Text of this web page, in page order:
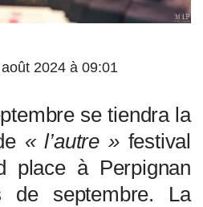
2024 à 09:01
se tiendra la
« l’autre »festival
place à Perpignan
de septembre. La